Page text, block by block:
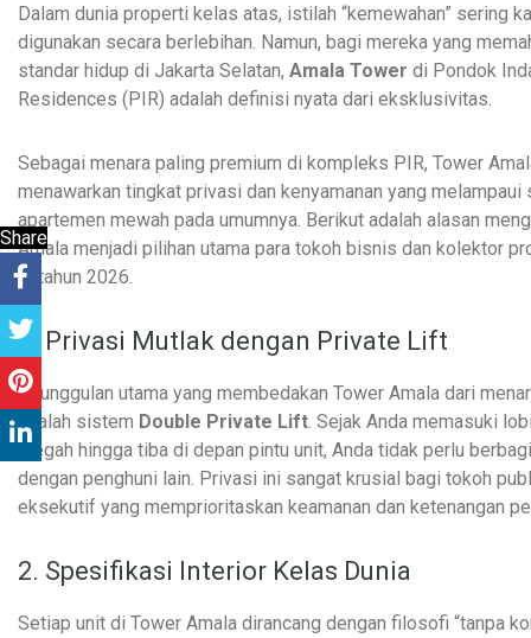
Dalam dunia properti kelas atas, istilah “kemewahan” sering
digunakan secara berlebihan. Namun, bagi mereka yang
standar hidup di Jakarta Selatan, Amala Tower di Pondok
Residences (PIR) adalah definisi nyata dari eksklusivitas.
Sebagai menara paling premium di kompleks PIR, Tower
menawarkan tingkat privasi dan kenyamanan yang melampaui
apartemen mewah pada umumnya. Berikut adalah alasan
Amala menjadi pilihan utama para tokoh bisnis dan kolektor
di tahun 2026.
1. Privasi Mutlak dengan Private Lift
Keunggulan utama yang membedakan Tower Amala dari
adalah sistem Double Private Lift . Sejak Anda memasuki
megah hingga tiba di depan pintu unit, Anda tidak perlu
dengan penghuni lain. Privasi ini sangat krusial bagi tokoh
eksekutif yang memprioritaskan keamanan dan ketenangan
2. Spesifikasi Interior Kelas Dunia
Setiap unit di Tower Amala dirancang dengan filosofi “tanpa
Share